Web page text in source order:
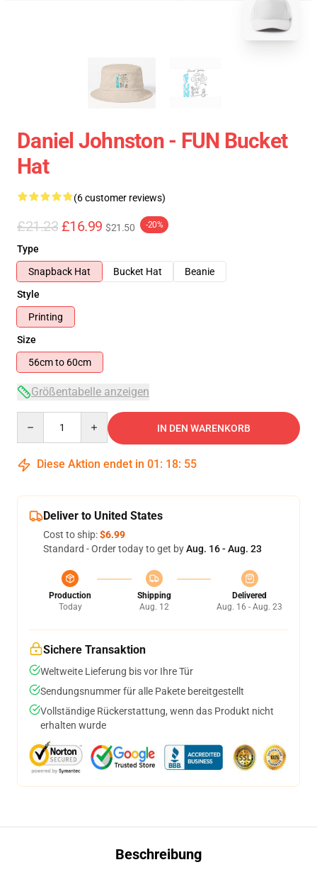
Daniel Johnston - FUN Bucket
Hat
(6 customer reviews)
£21.23 £16.99 $21.50 -20%
Type
Snapback Hat
Bucket Hat
Beanie
Style
Printing
Size
56cm to 60cm
Größentabelle anzeigen
IN DEN WARENKORB
Diese Aktion endet in 01 : 18: 54
Deliver to United States
Cost to ship:$6.99
Standard - Order today to get byAug. 16 - Aug. 23
Production
Today
Shipping
Aug. 12
Delivered
Aug. 16 - Aug. 23
Sichere Transaktion
Weltweite Lieferung bis vor Ihre Tür
Sendungsnummer für alle Pakete bereitgestellt
Vollständige Rückerstattung, wenn das Produkt nicht
erhalten wurde
Beschreibung